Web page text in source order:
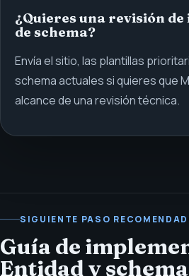
¿Quieres una revisión
de schema?
Envía el sitio, las plantillas
schema actuales si quieres que
alcance de una revisión técnica.
SIGUIENTE PASO
Guía de
Entidad y schema